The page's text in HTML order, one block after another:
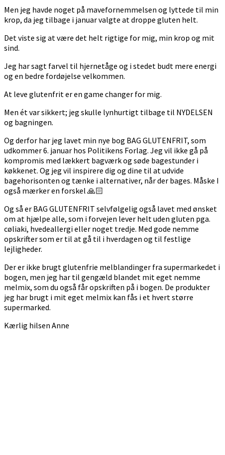
Men jeg havde noget på mavefornemmelsen og lyttede til min
krop, da jeg tilbage i januar valgte at droppe gluten helt.
Det viste sig at være det helt rigtige for mig, min krop og mit
sind.
Jeg har sagt farvel til hjernetåge og i stedet budt mere energi
og en bedre fordøjelse velkommen.
At leve glutenfrit er en game changer for mig.
Men ét var sikkert; jeg skulle lynhurtigt tilbage til NYDELSEN
og bagningen.
Og derfor har jeg lavet min nye bog BAG GLUTENFRIT, som
udkommer 6. januar hos Politikens Forlag. Jeg vil ikke gå på
kompromis med lækkert bagværk og søde bagestunder i
køkkenet. Og jeg vil inspirere dig og dine til at udvide
bagehorisonten og tænke i alternativer, når der bages. Måske I
også mærker en forskel 🙏🏻
Og så er BAG GLUTENFRIT selvfølgelig også lavet med ønsket
om at hjælpe alle, som i forvejen lever helt uden gluten pga.
cøliaki, hvedeallergi eller noget tredje. Med gode nemme
opskrifter som er til at gå til i hverdagen og til festlige
lejligheder.
Der er ikke brugt glutenfrie melblandinger fra supermarkedet i
bogen, men jeg har til gengæld blandet mit eget nemme
melmix, som du også får opskriften på i bogen. De produkter
jeg har brugt i mit eget melmix kan fås i et hvert større
supermarked.
Kærlig hilsen Anne